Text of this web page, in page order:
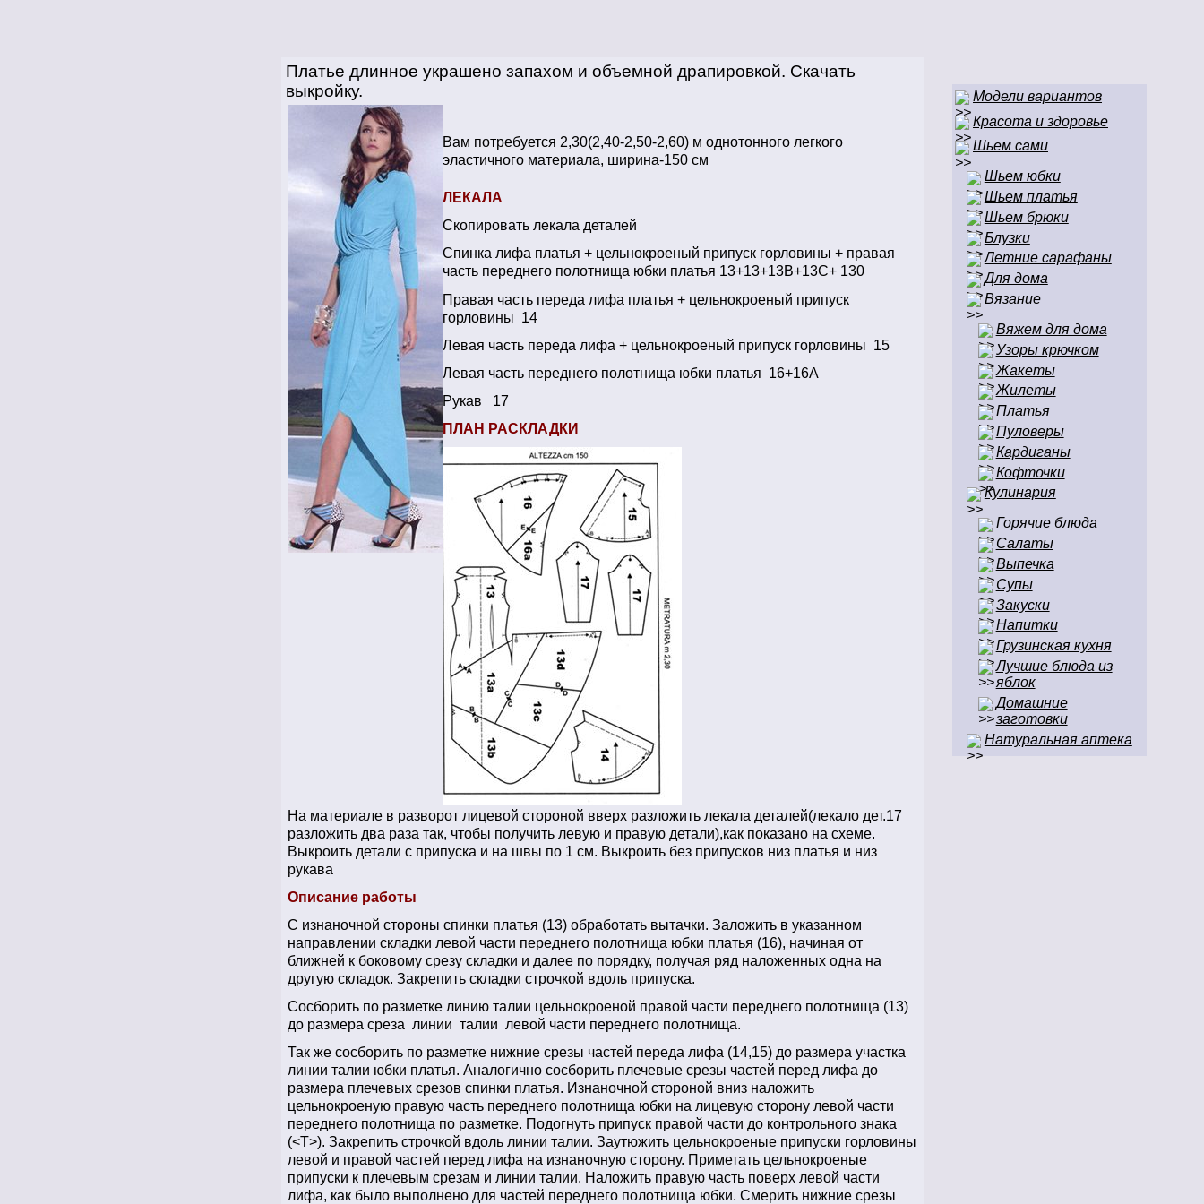
Платье длинное украшено запахом и объемной драпировкой. Скачать
выкройку.
Вам потребуется 2,30(2,40-2,50-2,60) м однотонного легкого
эластичного материала, ширина-150 см
ЛЕКАЛА
Скопировать лекала деталей
Спинка лифа платья + цельнокроеный припуск горловины + правая
часть переднего полотнища юбки платья 13+13+13В+13С+ 130
Правая часть переда лифа платья + цельнокроеный припуск
горловины 14
Левая часть переда лифа + цельнокроеный припуск горловины 15
Левая часть переднего полотнища юбки платья 16+16А
Рукав 17
ПЛАН РАСКЛАДКИ
На материале в разворот лицевой стороной вверх разложить лекала деталей(лекало дет.17
разложить два раза так, чтобы получить левую и правую детали),как показано на схеме.
Выкроить детали с припуска и на швы по 1 см. Выкроить без припусков низ платья и низ
рукава
Описание работы
С изнаночной стороны спинки платья (13) обработать вытачки. Заложить в указанном
направлении складки левой части переднего полотнища юбки платья (16), начиная от
ближней к боковому срезу складки и далее по порядку, получая ряд наложенных одна на
другую складок. Закрепить складки строчкой вдоль припуска.
Сосборить по разметке линию талии цельнокроеной правой части переднего полотнища (13)
до размера среза линии талии левой части переднего полотнища.
Так же сосборить по разметке нижние срезы частей переда лифа (14,15) до размера участка
линии талии юбки платья. Аналогично сосборить плечевые срезы частей перед лифа до
размера плечевых срезов спинки платья. Изнаночной стороной вниз наложить
цельнокроеную правую часть переднего полотнища юбки на лицевую сторону левой части
переднего полотнища по разметке. Подогнуть припуск правой части до контрольного знака
(<T>). Закрепить строчкой вдоль линии талии. Заутюжить цельнокроеные припуски горловины
левой и правой частей перед лифа на изнаночную сторону. Приметать цельнокроеные
припуски к плечевым срезам и линии талии. Наложить правую часть поверх левой части
лифа, как было выполнено для частей переднего полотнища юбки. Смерить нижние срезы
Модели вариантов
Красота и здоровье
Шьем сами
Шьем юбки
Шьем платья
Шьем брюки
Блузки
Летние сарафаны
Для дома
Вязание
Вяжем для дома
Узоры крючком
Жакеты
Жилеты
Платья
Пуловеры
Кардиганы
Кофточки
Кулинария
Горячие блюда
Салаты
Выпечка
Супы
Закуски
Напитки
Грузинская кухня
Лучшие блюда из
яблок
Домашние
заготовки
Натуральная аптека